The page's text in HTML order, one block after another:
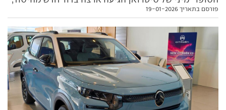
עם מראה מרשים ותג-מחיר אטרקטיבי. האם יש לה סיכוי
מקומי ראשון
פורסם בתאריך 19-01-2026